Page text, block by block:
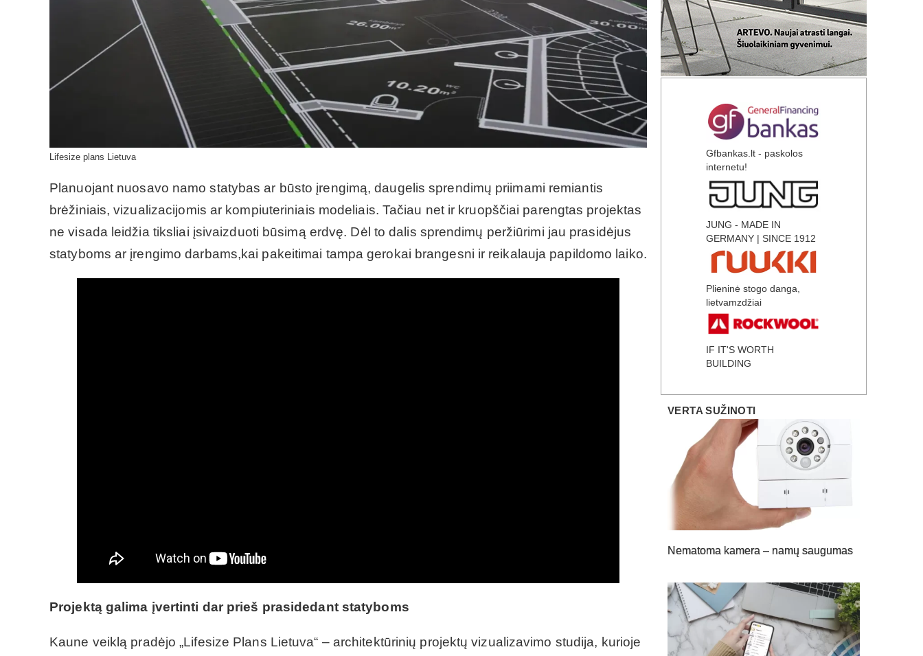
Lifesize plans Lietuva
Planuojant nuosavo namo statybas ar būsto įrengimą, daugelis sprendimų priimami remiantis
brėžiniais, vizualizacijomis ar kompiuteriniais modeliais. Tačiau net ir kruopščiai parengtas projektas
ne visada leidžia tiksliai įsivaizduoti būsimą erdvę. Dėl to dalis sprendimų peržiūrimi jau prasidėjus
statyboms ar įrengimo darbams,kai pakeitimai tampa gerokai brangesni ir reikalauja papildomo laiko.
Projektą galima įvertinti dar prieš prasidedant statyboms
Kaune veiklą pradėjo „Lifesize Plans Lietuva“ – architektūrinių projektų vizualizavimo studija, kurioje
Gfbankas.lt - paskolos
internetu!
JUNG - MADE IN
GERMANY | SINCE 1912
Plieninė stogo danga,
lietvamzdžiai
IF IT'S WORTH
BUILDING
VERTA SUŽINOTI
Nematoma kamera – namų saugumas